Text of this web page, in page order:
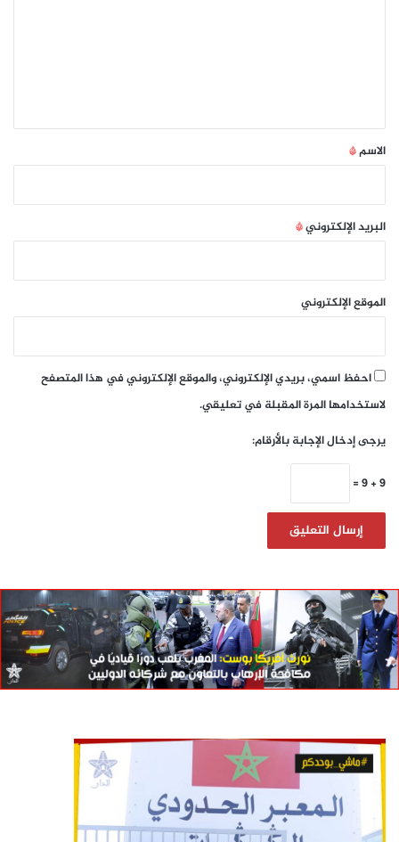
*
الاسم*
البريد الإلكتروني*
الموقع الإلكتروني
احفظ اسمي، بريدي الإلكتروني، والموقع الإلكتروني في هذا المتصفح
لاستخدامها المرة المقبلة في تعليقي.
يرجى إدخال الإجابة بالأرقام:
9 + 9 =